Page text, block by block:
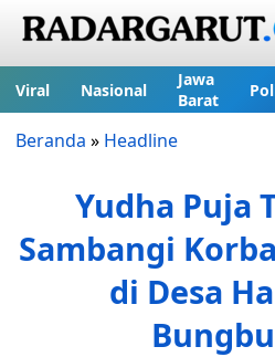
Viral Nasional
Jawa
Barat
Beranda » Headline
Yudha Puja
Sambangi
di Desa